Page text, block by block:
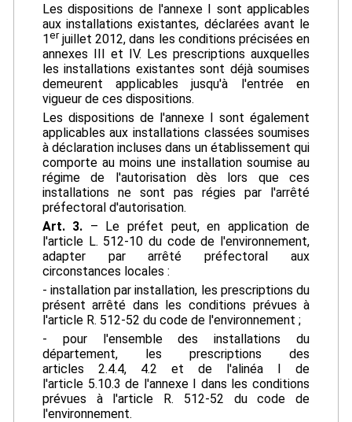
Les dispositions de l'annexe I sont applicables
aux installations existantes, déclarées avant le
1erjuillet 2012, dans les conditions précisées en
annexes III et IV. Les prescriptions auxquelles
les installations existantes sont déjà soumises
demeurent applicables jusqu'à l'entrée en
vigueur de ces dispositions.
Les dispositions de l'annexe I sont également
applicables aux installations classées soumises
à déclaration incluses dans un établissement qui
comporte au moins une installation soumise au
régime de l'autorisation dès lors que ces
installations ne sont pas régies par l'arrêté
préfectoral d'autorisation.
Art. 3. – Le préfet peut, en application de
l'article L. 512-10 du code de l'environnement,
adapter par arrêté préfectoral aux
circonstances locales :
- installation par installation, les prescriptions du
présent arrêté dans les conditions prévues à
l'article R. 512-52 du code de l'environnement ;
- pour l'ensemble des installations du
département, les prescriptions des
articles 2.4.4, 4.2 et de l'alinéa I de
l'article 5.10.3 de l'annexe I dans les conditions
prévues à l'article R. 512-52 du code de
l'environnement.